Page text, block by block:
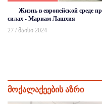
Жизнь в европейской среде
силах - Мариам Лашхия
27 / მაისი 2024
მოქალაქეების აზრი